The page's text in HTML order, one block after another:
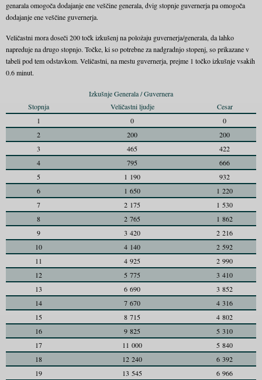
genarala omogoča dodajanje ene veščine generala, dvig stopnje guvernerja pa omogoča
dodajanje ene veščine guvernerja.
Veličastni mora doseči 200 točk izkušenj na položaju guvernerja/generala, da lahko
napreduje na drugo stopnjo. Točke, ki so potrebne za nadgradnjo stopenj, so prikazane v
tabeli pod tem odstavkom. Veličastni, na mestu guvernerja, prejme 1 točko izkušnje vsakih
0.6 minut.
Izkušnje Generala / Guvernera
Stopnja
Veličastni ljudje
Cesar
1
0
0
2
200
200
3
465
422
4
795
666
5
1 190
932
6
1 650
1 220
7
2 175
1 530
8
2 765
1 862
9
3 420
2 216
10
4 140
2 592
11
4 925
2 990
12
5 775
3 410
13
6 690
3 852
14
7 670
4 316
15
8 715
4 802
16
9 825
5 310
17
11 000
5 840
18
12 240
6 392
19
13 545
6 966